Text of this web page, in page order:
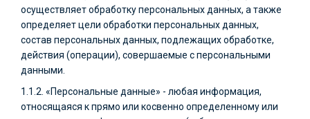
осуществляет обработку персональных данных, а также
определяет цели обработки персональных данных,
состав персональных данных, подлежащих обработке,
действия (операции), совершаемые с персональными
данными.
1.1.2. «Персональные данные» - любая информация,
относящаяся к прямо или косвенно определенному или